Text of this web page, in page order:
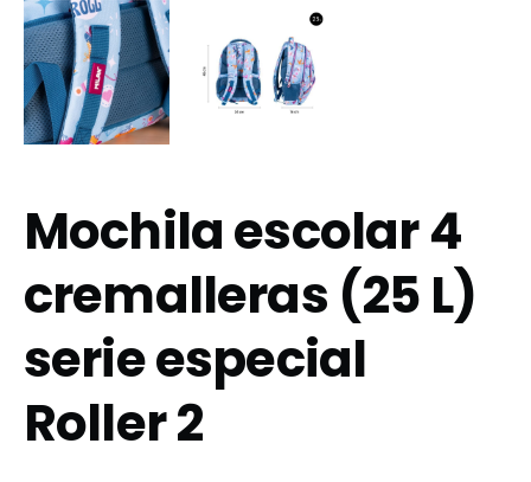
Mochila escolar 4
cremalleras (25 L)
serie especial
Roller 2